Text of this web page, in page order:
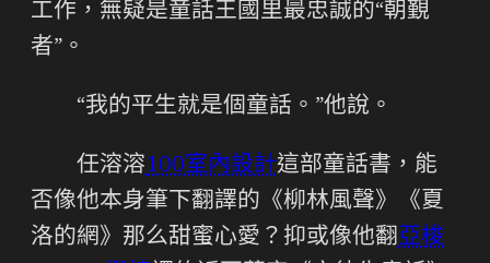
工作，無疑是童話王國里最忠誠的“朝覲
者”。
“我的平生就是個童話。”他說。
任溶溶100室內設計這部童話書，能
否像他本身筆下翻譯的《柳林風聲》《夏
洛的網》那么甜蜜心愛？抑或像他翻亞梭